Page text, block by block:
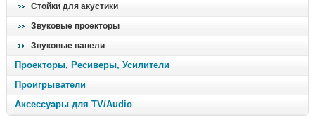
Стойки для акустики
Звуковые проекторы
Звуковые панели
Проекторы, Ресиверы, Усилители
Проигрыватели
Аксессуары для TV/Audio